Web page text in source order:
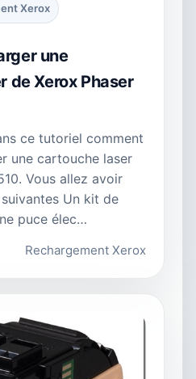
Xerox
une
de Xerox Phaser
ce tutoriel comment
une cartouche laser
Vous allez avoir
Un kit de
puce élec…
Rechargement Xerox